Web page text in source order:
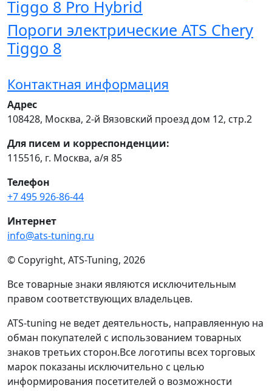
Tiggo 8 Pro Hybrid
Пороги электрические ATS Chery
Tiggo 8
Контактная информация
Адрес
108428, Москва, 2-й Вязовский проезд дом 12, стр.2
Для писем и корреспонденции:
115516, г. Москва, а/я 85
Телефон
+7 495 926-86-44
Интернет
info@ats-tuning.ru
© Copyright, ATS-Tuning, 2026
Все товарные знаки являются исключительным
правом соответствующих владельцев.
ATS-tuning не ведет деятельность, направляенную на
обман покупателей с использованием товарных
знаков третьих сторон.Все логотипы всех торговых
марок показаны исключительно с целью
информирования посетителей о возможности